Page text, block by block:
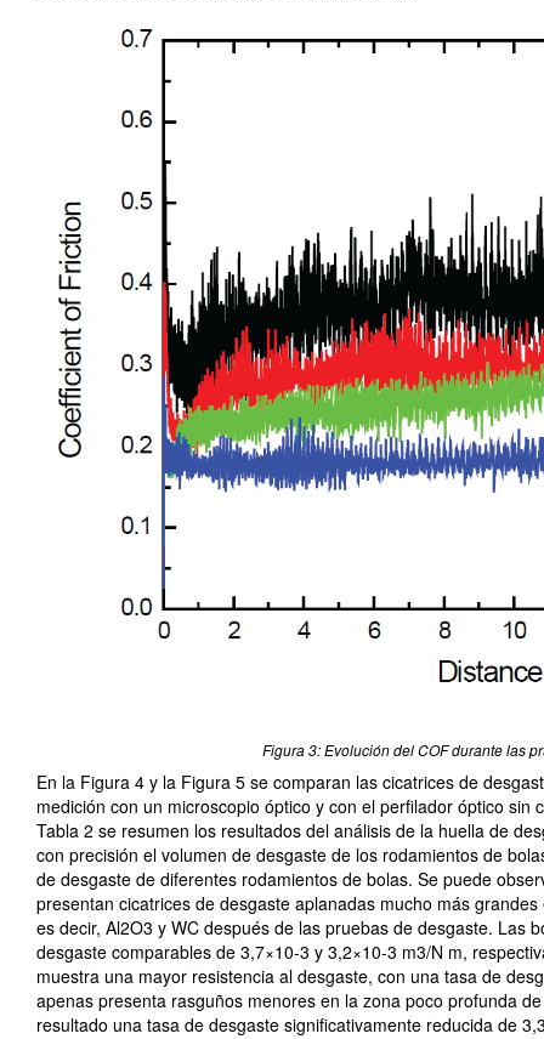
Figura 3: Evolución del COF durante las
En la Figura 4 y la Figura 5 se comparan las cicatrices de
medición con un microscopio óptico y con el perfilador óptico sin
Tabla 2 se resumen los resultados del análisis de la huella de
con precisión el volumen de desgaste de los rodamientos de
de desgaste de diferentes rodamientos de bolas. Se puede
presentan cicatrices de desgaste aplanadas mucho más
es decir, Al2O3 y WC después de las pruebas de desgaste. Las
desgaste comparables de 3,7×10-3 y 3,2×10-3 m3/N m,
muestra una mayor resistencia al desgaste, con una tasa de
apenas presenta rasguños menores en la zona poco profunda
resultado una tasa de desgaste significativamente reducida de